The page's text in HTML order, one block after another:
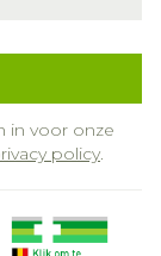
in voor onze
policy.